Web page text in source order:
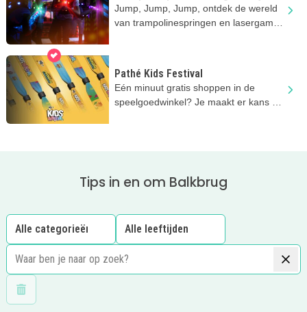
FunZone Zwolle
Jump, Jump, Jump, ontdek de wereld
van trampolinespringen en lasergame
Pathé Kids Festival
Eén minuut gratis shoppen in de
speelgoedwinkel? Je maakt er kans op
Tips in en om Balkbrug
Wis filters